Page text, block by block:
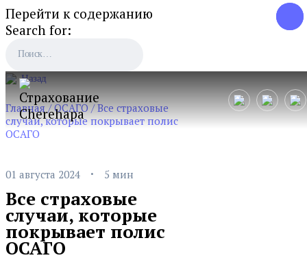
Перейти к содержанию
Search for:
Назад
Главная/ОСАГО/Все страховые
случаи, которые покрывает полис
ОСАГО
01 августа 2024 · 5 мин
Все страховые
случаи, которые
покрывает полис
ОСАГО